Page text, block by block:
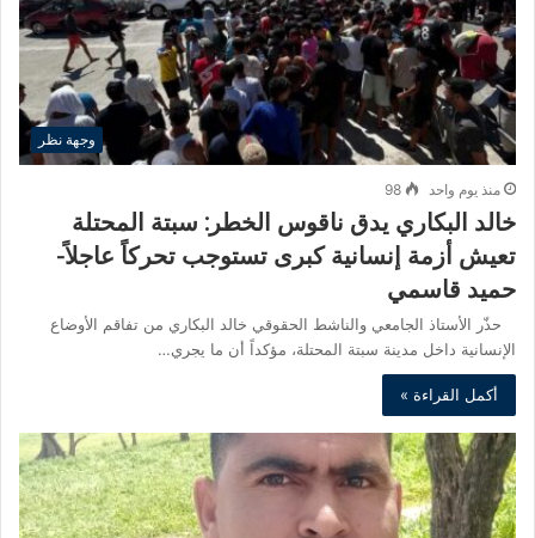
وجهة نظر
منذ يوم واحد 98
خالد البكاري يدق ناقوس الخطر: سبتة المحتلة
تعيش أزمة إنسانية كبرى تستوجب تحركاً عاجلاً-
حميد قاسمي
حذّر الأستاذ الجامعي والناشط الحقوقي خالد البكاري من تفاقم الأوضاع
الإنسانية داخل مدينة سبتة المحتلة، مؤكداً أن ما يجري…
أكمل القراءة »